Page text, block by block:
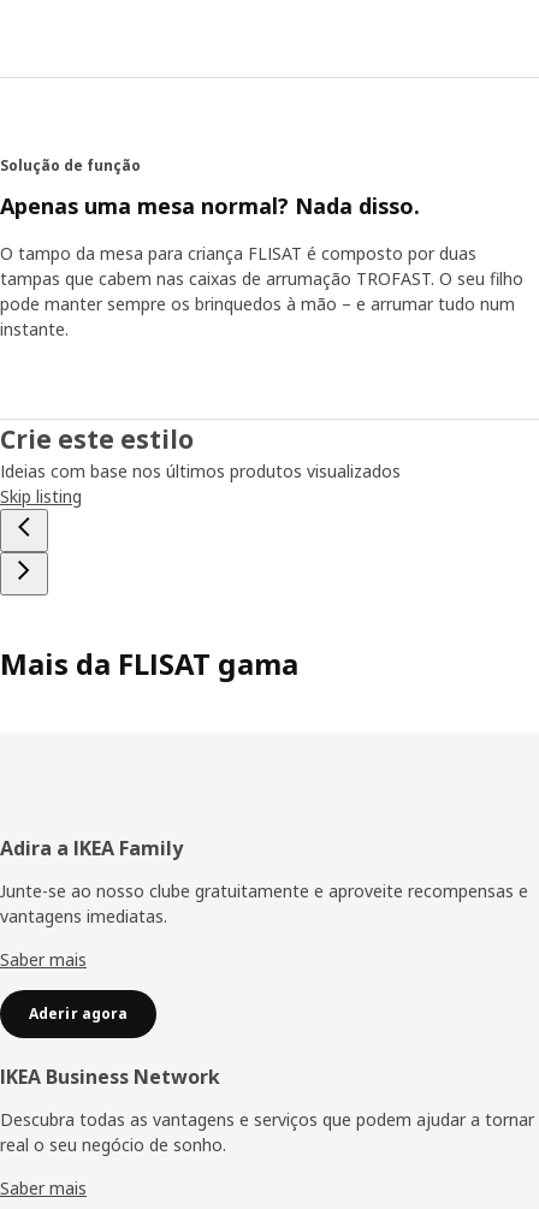
Solução de função
Apenas uma mesa normal? Nada disso.
O tampo da mesa para criança FLISAT é composto por duas
tampas que cabem nas caixas de arrumação TROFAST. O seu filho
pode manter sempre os brinquedos à mão – e arrumar tudo num
instante.
Crie este estilo
Ideias com base nos últimos produtos visualizados
Skip listing
Mais da FLISAT gama
Rodapé
Adira a IKEA Family
Junte-se ao nosso clube gratuitamente e aproveite recompensas e
vantagens imediatas.
Saber mais
Aderir agora
IKEA Business Network
Descubra todas as vantagens e serviços que podem ajudar a tornar
real o seu negócio de sonho.
Saber mais